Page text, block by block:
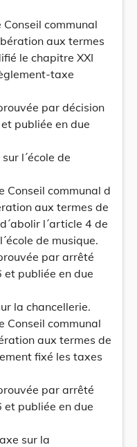
communal
aux termes
le chapitre XXI
taxe
par décision
publiée en due
l´école de
Conseil communal d
aux termes de
l´article 4 de
de musique.
par arrêté
publiée en due
la chancellerie.
Conseil communal
aux termes de
fixé les taxes
par arrêté
publiée en due
sur la